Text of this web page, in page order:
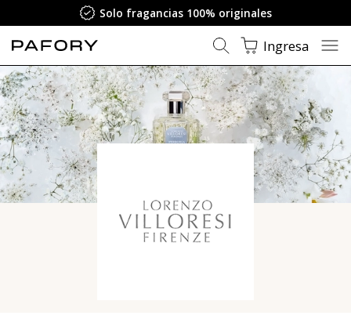
Solo fragancias 100% originales
Ingresa